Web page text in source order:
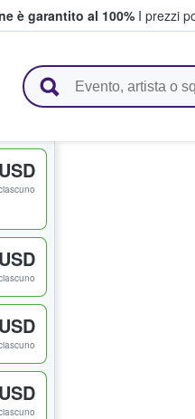
è garantito al 100% I prezzi